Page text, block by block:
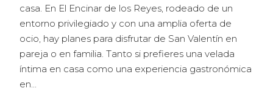
casa. En El Encinar de los Reyes, rodeado de un
entorno privilegiado y con una amplia oferta de
ocio, hay planes para disfrutar de San Valentín en
pareja o en familia. Tanto si prefieres una velada
íntima en casa como una experiencia gastronómica
en...